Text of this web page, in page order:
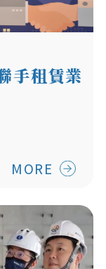
手租賃業
MORE